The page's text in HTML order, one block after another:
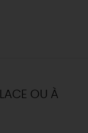
OU À